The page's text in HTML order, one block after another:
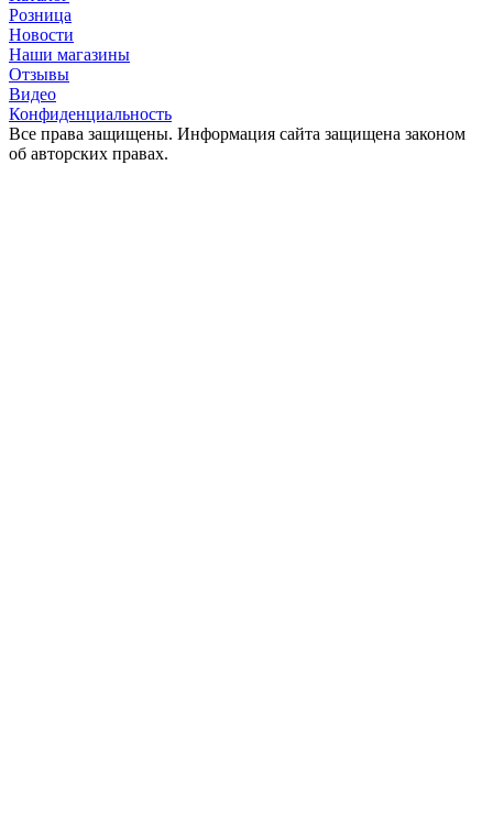
Розница
Новости
Наши магазины
Отзывы
Видео
Конфиденциальность
Все права защищены. Информация сайта защищена законом
об авторских правах.